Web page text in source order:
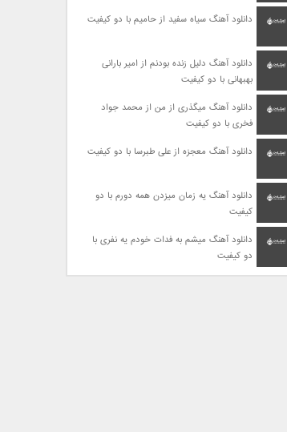
دانلود آهنگ سیاه سفید از حامیم با دو کیفیت
دانلود آهنگ دلیل زنده بودنم از امیر بارانی
بهبهانی با دو کیفیت
دانلود آهنگ میگذری از من از محمد جواد
فخری با دو کیفیت
دانلود آهنگ معجزه از علی طبرسا با دو کیفیت
دانلود آهنگ یه زمان میزدن همه دورم با دو
کیفیت
دانلود آهنگ میشم به فدات خودم یه نفری با
دو کیفیت